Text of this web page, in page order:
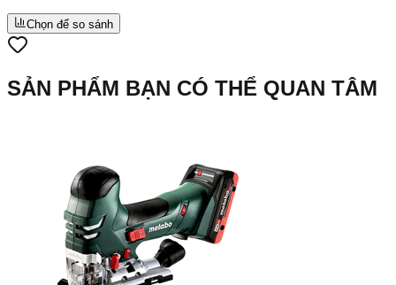
Chọn để so sánh
SẢN PHẨM BẠN CÓ THỂ QUAN TÂM